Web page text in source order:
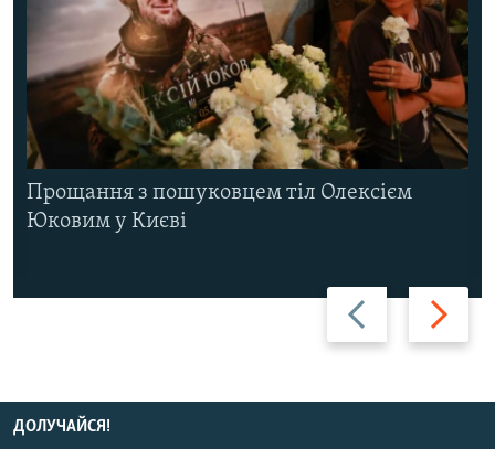
Назад Вперед
Прощання з пошуковцем тіл Олексієм
Юковим у Києві
ДОЛУЧАЙСЯ!